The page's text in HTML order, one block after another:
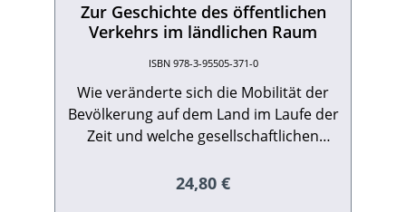
Zur Geschichte des öffentlichen
Verkehrs im ländlichen Raum
ISBN 978-3-95505-371-0
Wie veränderte sich die Mobilität der
Bevölkerung auf dem Land im Laufe der
Zeit und welche gesellschaftlichen
Mit dieser Frage befassen sich die
Regulärer Preis:
24,80 €